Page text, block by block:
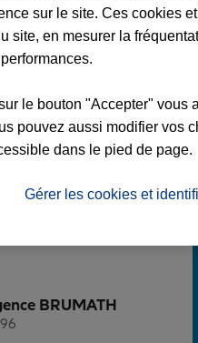
- 17:45
Voir l'agence
BRUMATH
sur le site. Ces cookies
site, en mesurer la
le bouton "Accepter" vous
pouvez aussi modifier vos
dans le pied de page.
Gérer les cookies et